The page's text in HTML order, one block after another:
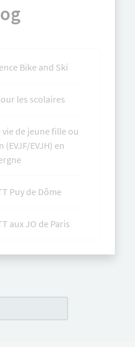
Bike and Ski
les scolaires
de jeune fille ou
EVJH) en
Puy de Dôme
aux JO de Paris